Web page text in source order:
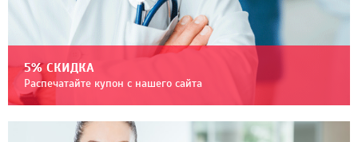
5% СКИДКА
Распечатайте купон с нашего сайта